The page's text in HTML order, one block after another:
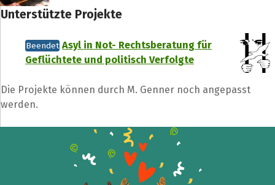
Unterstützte Projekte
Beendet Asyl in Not- Rechtsberatung für
Geflüchtete und politisch Verfolgte
Die Projekte können durch M. Genner noch angepasst
werden.